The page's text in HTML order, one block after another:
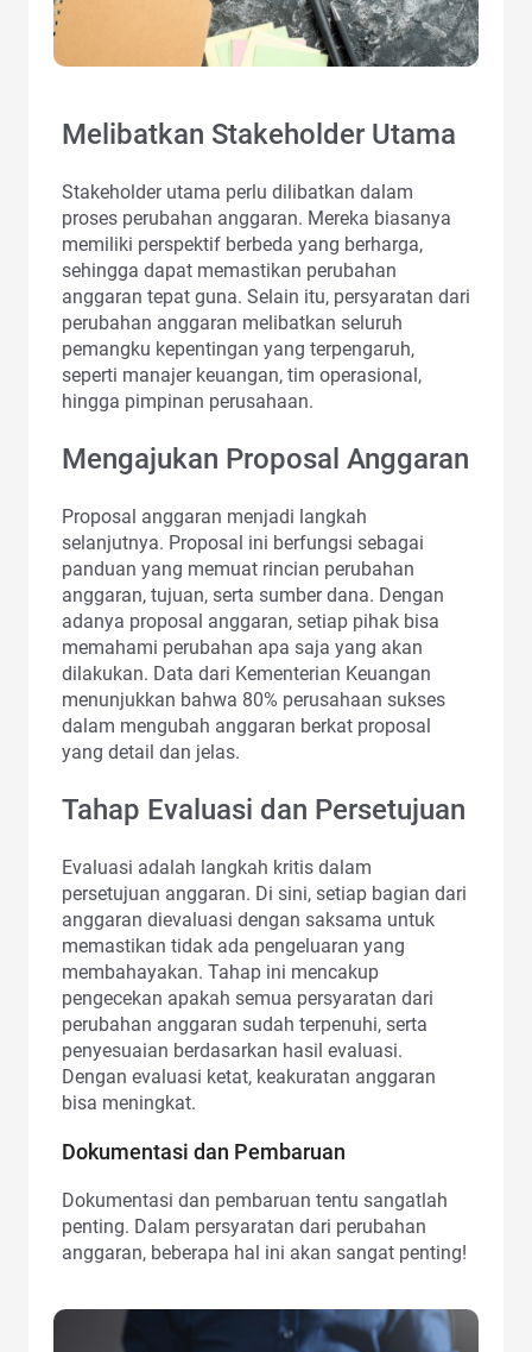
Melibatkan Stakeholder Utama
Stakeholder utama perlu dilibatkan dalam
proses perubahan anggaran. Mereka biasanya
memiliki perspektif berbeda yang berharga,
sehingga dapat memastikan perubahan
anggaran tepat guna. Selain itu, persyaratan dari
perubahan anggaran melibatkan seluruh
pemangku kepentingan yang terpengaruh,
seperti manajer keuangan, tim operasional,
hingga pimpinan perusahaan.
Mengajukan Proposal Anggaran
Proposal anggaran menjadi langkah
selanjutnya. Proposal ini berfungsi sebagai
panduan yang memuat rincian perubahan
anggaran, tujuan, serta sumber dana. Dengan
adanya proposal anggaran, setiap pihak bisa
memahami perubahan apa saja yang akan
dilakukan. Data dari Kementerian Keuangan
menunjukkan bahwa 80% perusahaan sukses
dalam mengubah anggaran berkat proposal
yang detail dan jelas.
Tahap Evaluasi dan Persetujuan
Evaluasi adalah langkah kritis dalam
persetujuan anggaran. Di sini, setiap bagian dari
anggaran dievaluasi dengan saksama untuk
memastikan tidak ada pengeluaran yang
membahayakan. Tahap ini mencakup
pengecekan apakah semua persyaratan dari
perubahan anggaran sudah terpenuhi, serta
penyesuaian berdasarkan hasil evaluasi.
Dengan evaluasi ketat, keakuratan anggaran
bisa meningkat.
Dokumentasi dan Pembaruan
Dokumentasi dan pembaruan tentu sangatlah
penting. Dalam persyaratan dari perubahan
anggaran, beberapa hal ini akan sangat penting!